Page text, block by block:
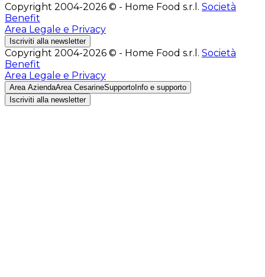
Copyright 2004-2026 © - Home Food s.r.l. Società
Benefit
Area Legale e Privacy
Iscriviti alla newsletter
Copyright 2004-2026 © - Home Food s.r.l. Società
Benefit
Area Legale e Privacy
Area AziendaArea CesarineSupporto Info e supporto
Iscriviti alla newsletter